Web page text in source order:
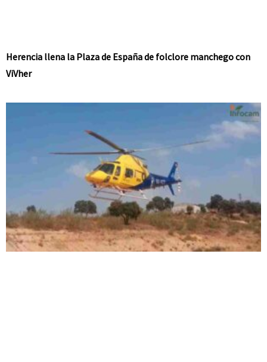
Herencia llena la Plaza de España de folclore manchego con
ViVher